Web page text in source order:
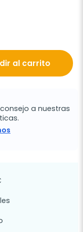
al carrito
a nuestras